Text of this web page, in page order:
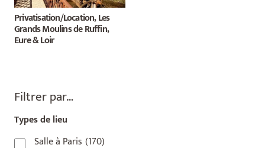
Privatisation/Location, Les
Grands Moulins de Ruffin,
Eure & Loir
Filtrer par…
Types de lieu
Salle à Paris (170)